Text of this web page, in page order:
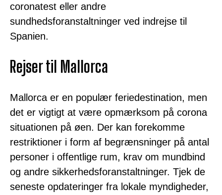
coronatest eller andre
sundhedsforanstaltninger ved indrejse til
Spanien.
Rejser til Mallorca
Mallorca er en populær feriedestination, men
det er vigtigt at være opmærksom på corona
situationen på øen. Der kan forekomme
restriktioner i form af begrænsninger på antal
personer i offentlige rum, krav om mundbind
og andre sikkerhedsforanstaltninger. Tjek de
seneste opdateringer fra lokale myndigheder,